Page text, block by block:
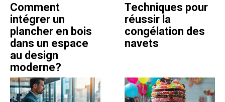
Comment
intégrer un
plancher en bois
dans un espace
au design
moderne?
Techniques pour
réussir la
congélation des
navets